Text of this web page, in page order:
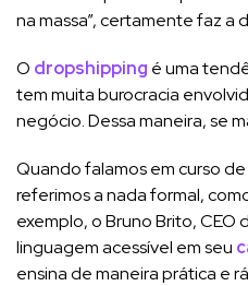
na massa”, certamente faz a
O dropshipping é uma
tem muita burocracia
negócio. Dessa maneira, se
Quando falamos em curso
referimos a nada formal,
exemplo, o Bruno Brito, CEO
linguagem acessível em seu
ensina de maneira prática e